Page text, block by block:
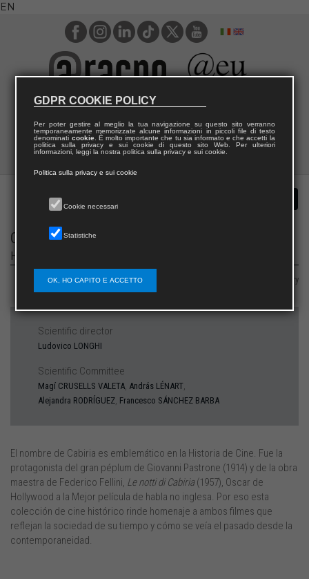
EN
Cabiria
Historia contemporánea y cine
Area 10 – Antiquities, philology, literary studies, art history
Scientific director
Ludovico LONGHI
Scientific Committee
Magí CRUSELLS VALETA, András LÉNART,
Alejandra RODRÍGUEZ, Francesco SÁNCHEZ BARBA
El nombre de Cabiria es emblemático en la Historia de Cine. Fue la
protagonista del gran péplum de Giovanni Pastrone (1914) y de la obra
maestra de Federico Fellini, Le notti di Cabiria(1957), Oscar de
Hollywood a la Mejor película de habla no inglesa. Por eso esta
colección de cine histórico rinde homenaje a ambos filmes que
reflejan la sociedad de su tiempo y cómo se veía el pasado desde la
contemporaneidad.
GDPR COOKIE POLICY
Per poter gestire al meglio la tua navigazione su questo sito verranno
temporaneamente memorizzate alcune informazioni in piccoli file di testo
denominati cookie. È molto importante che tu sia informato e che accetti la
politica sulla privacy e sui cookie di questo sito Web. Per ulteriori
informazioni, leggi la nostra politica sulla privacy e sui cookie.
Politica sulla privacy e sui cookie
Cookie necessari
Statistiche
OK, HO CAPITO E ACCETTO